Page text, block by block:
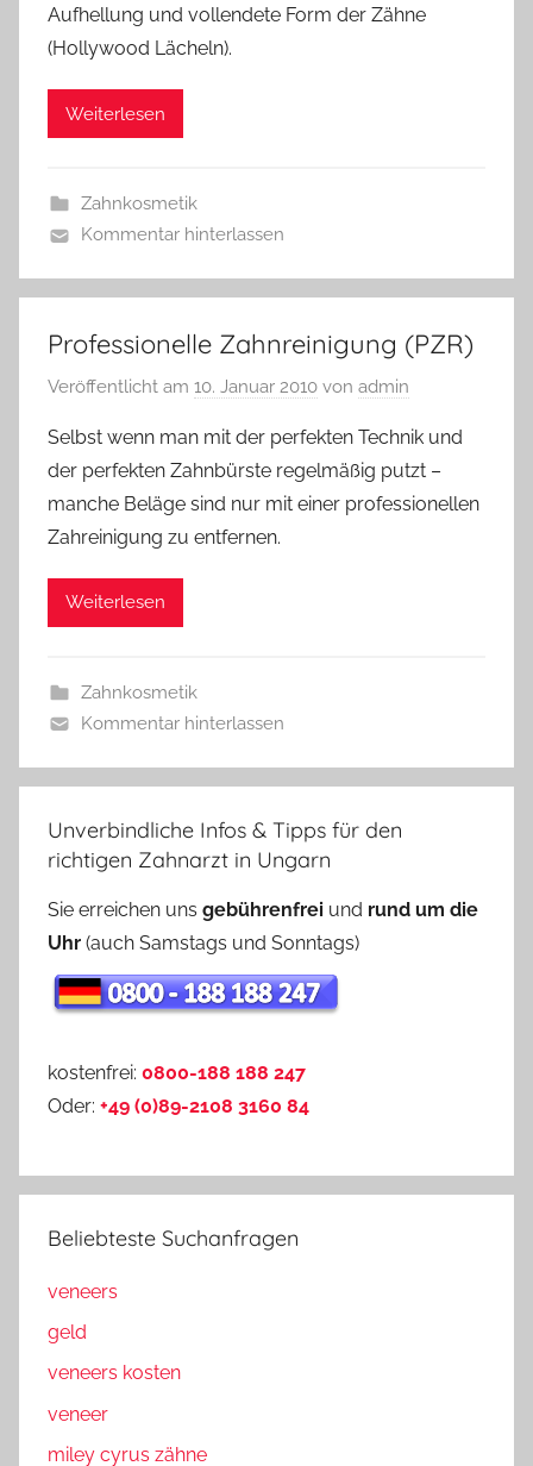
Aufhellung und vollendete Form der Zähne
(Hollywood Lächeln).
Weiterlesen
Zahnkosmetik
Kommentar hinterlassen
Professionelle Zahnreinigung (PZR)
Veröffentlicht am 10. Januar 2010 von admin
Selbst wenn man mit der perfekten Technik und
der perfekten Zahnbürste regelmäßig putzt –
manche Beläge sind nur mit einer professionellen
Zahreinigung zu entfernen.
Weiterlesen
Zahnkosmetik
Kommentar hinterlassen
Unverbindliche Infos & Tipps für den
richtigen Zahnarzt in Ungarn
Sie erreichen uns gebührenfrei und rund um die
Uhr (auch Samstags und Sonntags)
kostenfrei: 0800-188 188 247
Oder: +49 (0)89-2108 3160 84
Beliebteste Suchanfragen
veneers
geld
veneers kosten
veneer
miley cyrus zähne